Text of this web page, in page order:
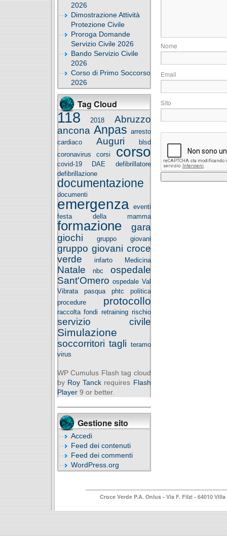
2026
Dimostrazione Attività
Protezione Civile
Proroga Domande
Servizio Civile 2026
Bando Servizio Civile
2026
Corso di Primo Soccorso
2026
Tag Cloud
118 2018
Abruzzo
ancona Anpas arresto
cardiaco
Auguri
blsd
coronavirus
corsi corso
covid-19 DAE
defibrillatore
defibrillazione
documentazione
documenti
emergenza eventi
festa della mamma
formazione
gara
giochi
gruppo giovani
gruppo giovani croce
verde
infarto Medicina
Natale nbc
ospedale
Sant'Omero ospedale Val
Vibrata
pasqua phtc
politica
procedure
protocollo
raccolta fondi retraining rischio
servizio civile
Simulazione
soccorritori tagli teramo
virus
WP Cumulus Flash tag cloud
by Roy Tanck requires Flash
Player9 or better.
Gestione sito
Accedi
Feed dei contenuti
Feed dei commenti
WordPress.org
Croce Verde P.A. Onlus - Via F. Filzi - 64010